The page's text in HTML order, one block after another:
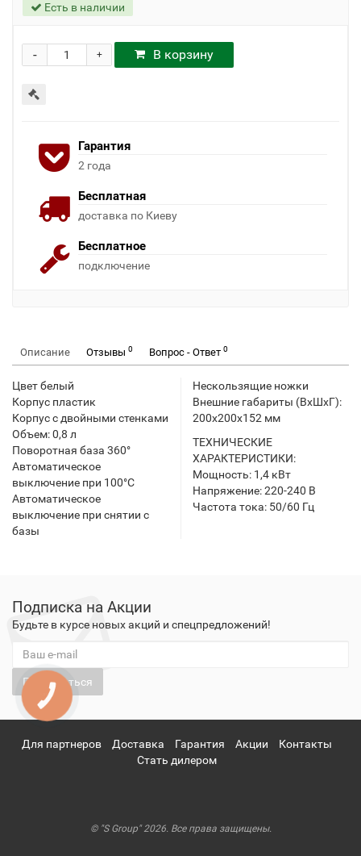
Есть в наличии
+
- В корзину
Гарантия
2 года
Бесплатная
доставка по Киеву
Бесплатное
подключение
Описание Отзывы 0 Вопрос - Ответ 0
Цвет белый
Корпус пластик
Корпус с двойными стенками
Объем: 0,8 л
Поворотная база 360°
Автоматическое
выключение при 100°С
Автоматическое
выключение при снятии с
базы
Нескользящие ножки
Внешние габариты (ВхШхГ):
200x200x152 мм
ТЕХНИЧЕСКИЕ
ХАРАКТЕРИСТИКИ:
Мощность: 1,4 кВт
Напряжение: 220-240 В
Частота тока: 50/60 Гц
Подписка на Акции
Будьте в курсе новых акций и спецпредложений!
Подписаться
Для партнеров Доставка Гарантия Акции
Контакты
Стать дилером
© "S Group" 2026. Все права защищены.
КНОПКА
ЗВ'ЯЗКУ